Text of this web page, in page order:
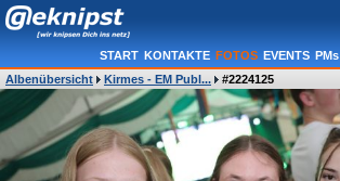
START KONTAKTE FOTOS EVENTS PMs
Albenübersicht
Kirmes - EM Publ... #2224125